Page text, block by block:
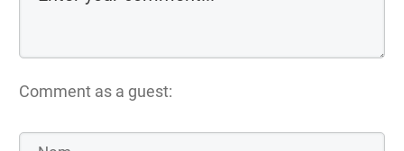
Comment as a guest: